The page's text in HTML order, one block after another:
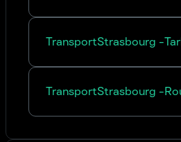
TransportStrasbourg -
TransportStrasbourg -